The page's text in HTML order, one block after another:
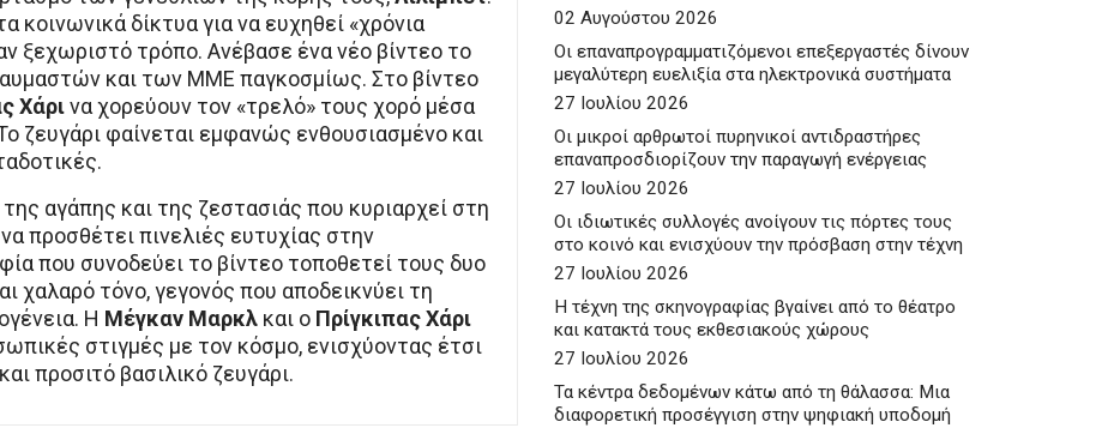
κοινωνικά δίκτυα για να ευχηθεί «χρόνια
ξεχωριστό τρόπο. Ανέβασε ένα νέο βίντεο το
και των ΜΜΕ παγκοσμίως. Στο βίντεο
Χάρινα χορεύουν τον «τρελό» τους χορό μέσα
ζευγάρι φαίνεται εμφανώς ενθουσιασμένο και
αγάπης και της ζεστασιάς που κυριαρχεί στη
προσθέτει πινελιές ευτυχίας στην
που συνοδεύει το βίντεο τοποθετεί τους δυο
χαλαρό τόνο, γεγονός που αποδεικνύει τη
Η Μέγκαν Μαρκλ και ο Πρίγκιπας Χάρι
στιγμές με τον κόσμο, ενισχύοντας έτσι
προσιτό βασιλικό ζευγάρι.
02 Αυγούστου 2026
Οι επαναπρογραμματιζόμενοι επεξεργαστές δίνουν
μεγαλύτερη ευελιξία στα ηλεκτρονικά συστήματα
27 Ιουλίου 2026
Οι μικροί αρθρωτοί πυρηνικοί αντιδραστήρες
επαναπροσδιορίζουν την παραγωγή ενέργειας
27 Ιουλίου 2026
Οι ιδιωτικές συλλογές ανοίγουν τις πόρτες τους
στο κοινό και ενισχύουν την πρόσβαση στην τέχνη
27 Ιουλίου 2026
Η τέχνη της σκηνογραφίας βγαίνει από το θέατρο
και κατακτά τους εκθεσιακούς χώρους
27 Ιουλίου 2026
Τα κέντρα δεδομένων κάτω από τη θάλασσα: Μια
διαφορετική προσέγγιση στην ψηφιακή υποδομή